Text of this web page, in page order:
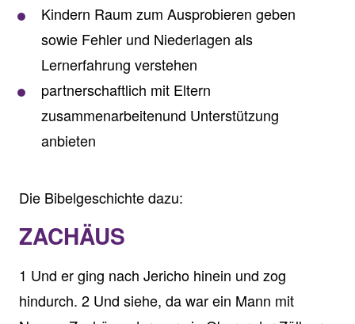
Kindern Raum zum Ausprobieren geben
sowie Fehler und Niederlagen als
Lernerfahrung verstehen
partnerschaftlich mit Eltern
zusammenarbeitenund Unterstützung
anbieten
Die Bibelgeschichte dazu:
ZACHÄUS
1 Und er ging nach Jericho hinein und zog
hindurch. 2 Und siehe, da war ein Mann mit